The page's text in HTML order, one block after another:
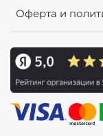
Оферта и